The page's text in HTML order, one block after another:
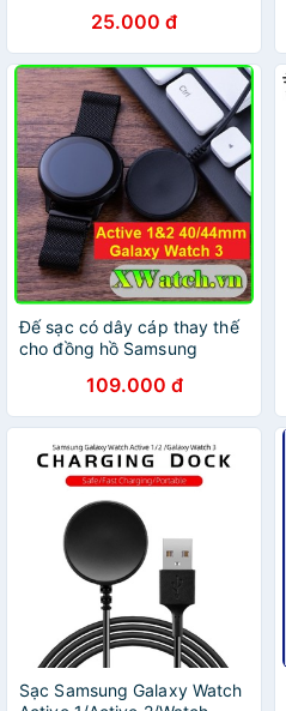
25.000 đ
Đế sạc có dây cáp thay thế
cho đồng hồ Samsung
Active R500 / Active 2 /
Galaxy Watch 3 41mm /
45mm
109.000 đ
Sạc Samsung Galaxy Watch